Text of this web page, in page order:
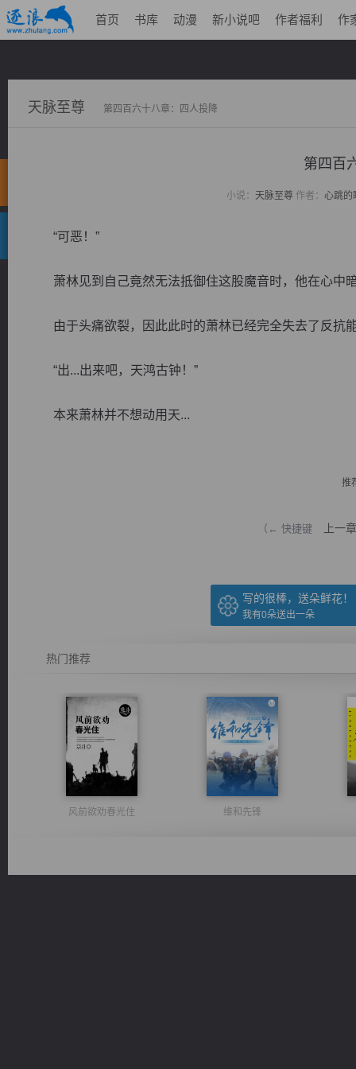
首页 书库 动漫 新小说吧 作者福利 作
天脉至尊 第四百六十八章：四人投降
第四百
小说： 天脉至尊作者： 心跳的
“可恶！”
萧林见到自己竟然无法抵御住这股魔音时，他在心中
由于头痛欲裂，因此此时的萧林已经完全失去了反抗
“出...出来吧，天鸿古钟！”
本来萧林并不想动用天...
推
（← 快捷键 上一章
写的很棒，送朵鲜花！
我有0朵送出一朵
热门推荐
风前欲劝春光住 维和先锋